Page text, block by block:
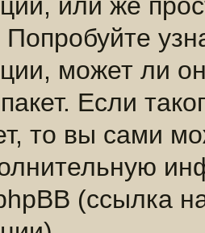
может ли
Если
то вы сами
(ссылка